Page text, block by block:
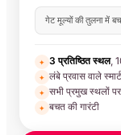
गेट मूल्यों की तुलना में
✦ 3 प्रतिष्ठित स्थल,
✦ लंबे प्रवास वाले
✦ सभी प्रमुख स्थलों
✦ बचत की गारंटी